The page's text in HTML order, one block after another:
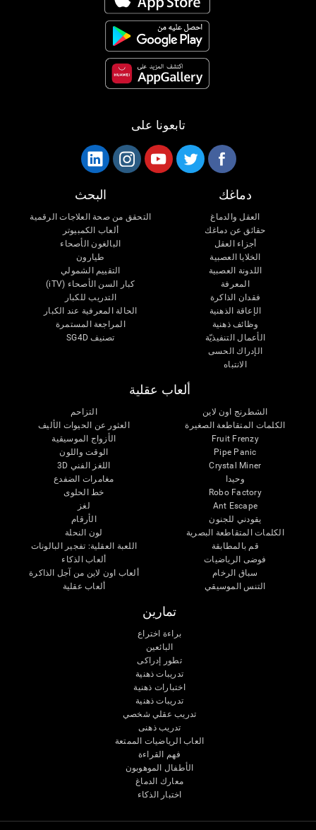
تابعونا على
دماغك
العقل والدماغ
حقائق عن دماغك
أجزاء العقل
الخلايا العصبية
اللدونة العصبية
المعرفة
فقدان الذاكرة
الإعاقة الذهنية
وظائف ذهنية
الأعمال التنفيذيّة
الإدراك الحسى
الانتباه
البحث
التحقق من صحة العلاجات الرقمية
ألعاب الكمبيوتر
البالغون الأصحاء
طيارون
التقييم الشمولي
كبار السن الأصحاء (iTV)
التدريب للكبار
الحالة المعرفية عند الكبار
المراجعة المستمرة
تصنيف SG4D
ألعاب عقلية
الشطرنج اون لاين
الكلمات المتقاطعة الصغيرة
Fruit Frenzy
Pipe Panic
Crystal Miner
وحيدا
Robo Factory
Ant Escape
يقودني للجنون
الكلمات المتقاطعة البصرية
قم بالمطابقة
فوضى الرياضيات
سباق الرخام
التنس الموسيقي
التزاحم
العثور عن الحيوات الأليف
الأزواج الموسيقية
الوقت واللون
اللغز الفني 3D
مغامرات الضفدع
خط الحلوى
لغز
الأرقام
لون النحلة
اللعبة العقلية: تفجير البالونات
ألعاب الذكاء
ألعاب اون لاين من آجل الذاكرة
ألعاب عقلية
تمارين
براءة اختراع
البائعين
تطور إدراكى
تدريبات ذهنية
اختبارات ذهنية
تدريبات ذهنية
تدريب عقلي شخصي
تدريب ذهنى
العاب الرياضيات الممتعة
فهم القراءة
الأطفال الموهوبون
معارك الدماغ
اختبار الذكاء